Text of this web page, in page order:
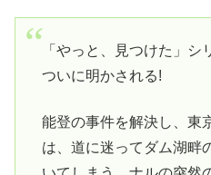
「やっと、見つけた」
ついに明かされる!
能登の事件を解決し、東
は、道に迷ってダム湖畔